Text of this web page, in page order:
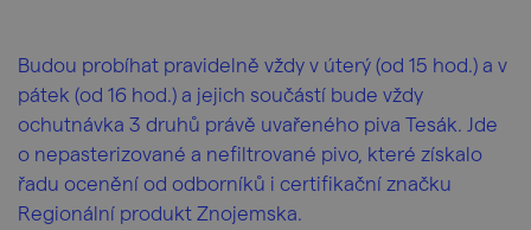
Budou probíhat pravidelně vždy v úterý (od 15 hod.) a v
pátek (od 16 hod.) a jejich součástí bude vždy
ochutnávka 3 druhů právě uvařeného piva Tesák. Jde
o nepasterizované a nefiltrované pivo, které získalo
řadu ocenění od odborníků i certifikační značku
Regionální produkt Znojemska.